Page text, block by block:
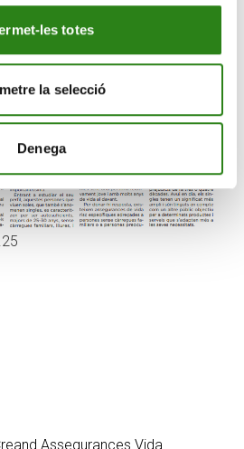
les totes
la selecció
Denega
necessitats.
Assegurances Vida